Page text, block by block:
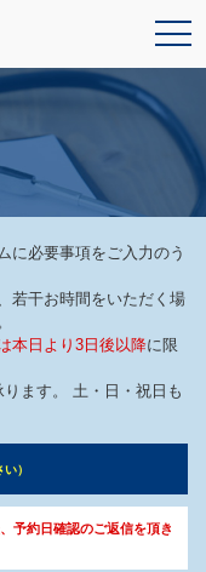
に必要事項をご入力のう
若干お時間をいただく場
本日より3日後以降に限
ます。 土・日・祝日も
）
予約日確認のご返信を頂き